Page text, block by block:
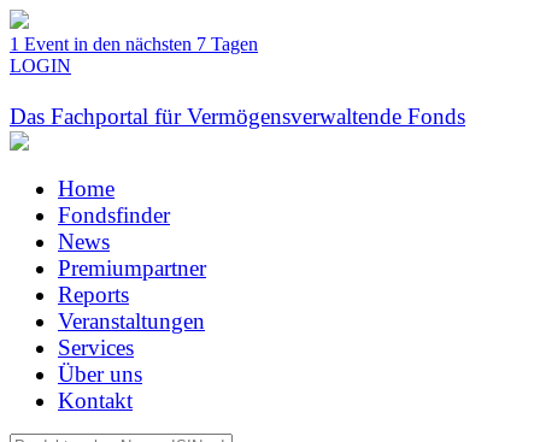
1 Event in den nächsten 7 Tagen
LOGIN
Das Fachportal für Vermögensverwaltende Fonds
Home
Fondsfinder
News
Premiumpartner
Reports
Veranstaltungen
Services
Über uns
Kontakt